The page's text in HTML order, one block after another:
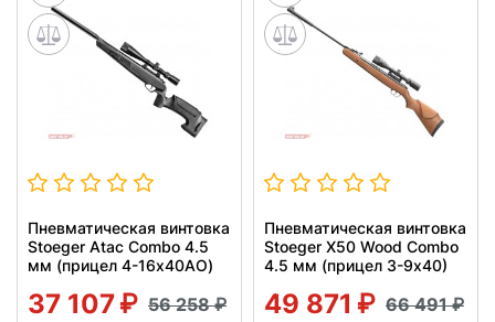
Пневматическая винтовка
Stoeger Atac Combo 4.5
мм (прицел 4-16x40AO)
37 107 56 258
Пневматическая винтовка
Stoeger X50 Wood Combo
4.5 мм (прицел 3-9х40)
49 871 66 491